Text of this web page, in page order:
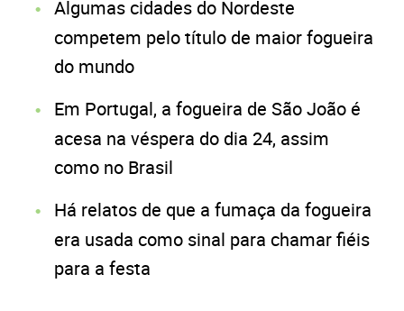
Algumas cidades do Nordeste
competem pelo título de maior fogueira
do mundo
Em Portugal, a fogueira de São João é
acesa na véspera do dia 24, assim
como no Brasil
Há relatos de que a fumaça da fogueira
era usada como sinal para chamar fiéis
para a festa